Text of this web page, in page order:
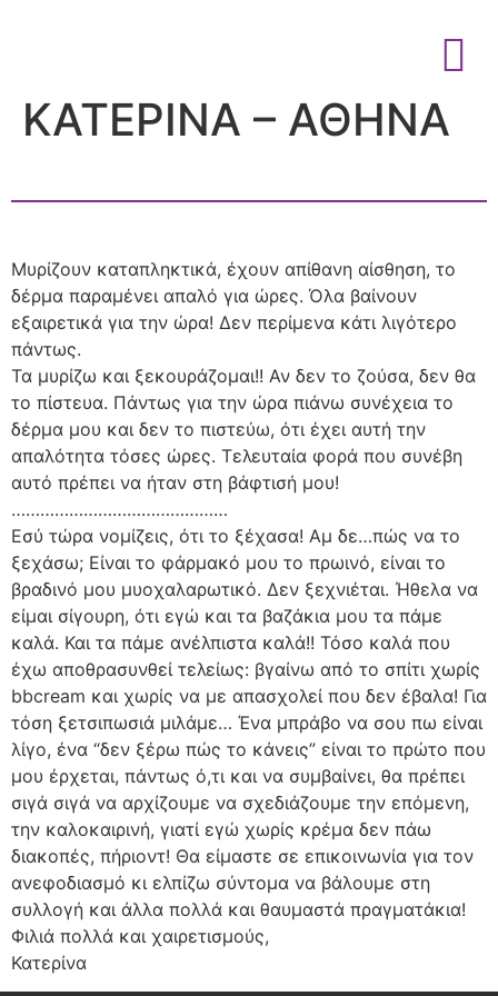
ΚΑΤΕΡΙΝΑ – ΑΘΗΝΑ
Μυρίζουν καταπληκτικά, έχουν απίθανη αίσθηση, το
δέρμα παραμένει απαλό για ώρες. Όλα βαίνουν
εξαιρετικά για την ώρα! Δεν περίμενα κάτι λιγότερο
πάντως.
Τα μυρίζω και ξεκουράζομαι!! Αν δεν το ζούσα, δεν θα
το πίστευα. Πάντως για την ώρα πιάνω συνέχεια το
δέρμα μου και δεν το πιστεύω, ότι έχει αυτή την
απαλότητα τόσες ώρες. Τελευταία φορά που συνέβη
αυτό πρέπει να ήταν στη βάφτισή μου!
………………………………………
Εσύ τώρα νομίζεις, ότι το ξέχασα! Αμ δε…πώς να το
ξεχάσω; Είναι το φάρμακό μου το πρωινό, είναι το
βραδινό μου μυοχαλαρωτικό. Δεν ξεχνιέται. Ήθελα να
είμαι σίγουρη, ότι εγώ και τα βαζάκια μου τα πάμε
καλά. Και τα πάμε ανέλπιστα καλά!! Τόσο καλά που
έχω αποθρασυνθεί τελείως: βγαίνω από το σπίτι χωρίς
bbcream και χωρίς να με απασχολεί που δεν έβαλα! Για
τόση ξετσιπωσιά μιλάμε… Ένα μπράβο να σου πω είναι
λίγο, ένα “δεν ξέρω πώς το κάνεις” είναι το πρώτο που
μου έρχεται, πάντως ό,τι και να συμβαίνει, θα πρέπει
σιγά σιγά να αρχίζουμε να σχεδιάζουμε την επόμενη,
την καλοκαιρινή, γιατί εγώ χωρίς κρέμα δεν πάω
διακοπές, πήριοντ! Θα είμαστε σε επικοινωνία για τον
ανεφοδιασμό κι ελπίζω σύντομα να βάλουμε στη
συλλογή και άλλα πολλά και θαυμαστά πραγματάκια!
Φιλιά πολλά και χαιρετισμούς,
Κατερίνα